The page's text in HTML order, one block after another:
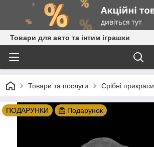
Товари для авто та інтим іграшки
Товари та послуги Срібні прикраси
ПОДАРУНКИ Подарунок